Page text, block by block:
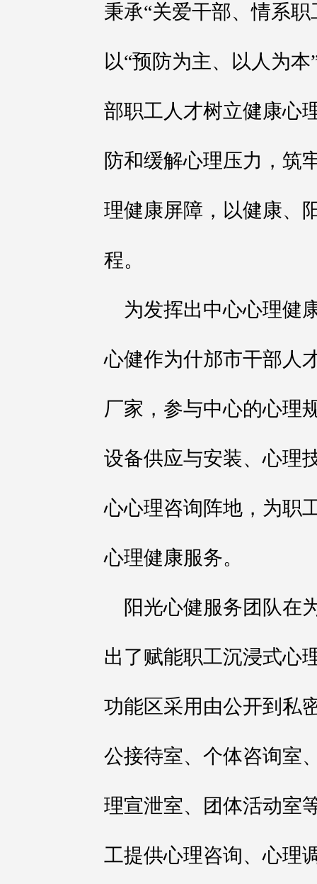
秉承“关爱干部、情系
以“预防为主、以人为
部职工人才树立健康心
防和缓解心理压力，筑
理健康屏障，以健康、
程。
为发挥出中心心理健
心健作为什邡市干部人
厂家，参与中心的心理
设备供应与安装、心理
心心理咨询阵地，为职
心理健康服务。
阳光心健服务团队在
出了赋能职工沉浸式心
功能区采用由公开到私
公接待室、个体咨询室
理宣泄室、团体活动室
工提供心理咨询、心理